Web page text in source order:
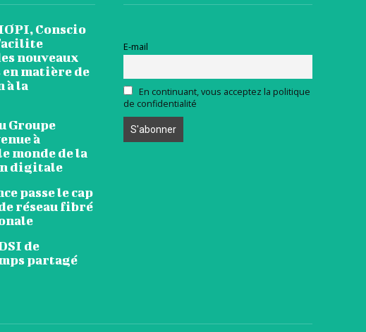
Conscio
nouveaux
matière de
à la
Groupe
à
monde de la
digitale
passe le cap
réseau fibré
de
partagé
E-mail
En continuant, vous acceptez la politique
de confidentialité